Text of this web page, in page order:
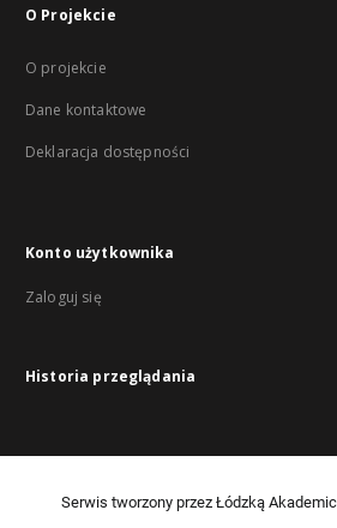
O Projekcie
O projekcie
Dane kontaktowe
Deklaracja dostępności
Konto użytkownika
Zaloguj się
Historia przeglądania
Serwis tworzony przez Łódzką